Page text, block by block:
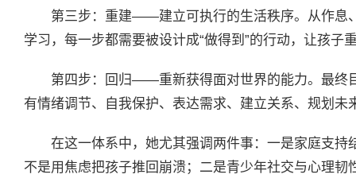
第三步：重建——建立可执行的生活秩序。从作息
学习，每一步都需要被设计成“做得到”的行动，让孩子
第四步：回归——重新获得面对世界的能力。最终
有情绪调节、自我保护、表达需求、建立关系、规划
在这一体系中，她尤其强调两件事：一是家庭支
不是用焦虑把孩子推回崩溃；二是青少年社交与心理